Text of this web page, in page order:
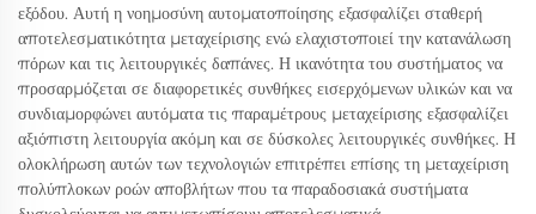
εξόδου. Αυτή η νοημοσύνη αυτοματοποίησης εξασφαλίζει σταθερή
αποτελεσματικότητα μεταχείρισης ενώ ελαχιστοποιεί την κατανάλωση
πόρων και τις λειτουργικές δαπάνες. Η ικανότητα του συστήματος να
προσαρμόζεται σε διαφορετικές συνθήκες εισερχόμενων υλικών και να
συνδιαμορφώνει αυτόματα τις παραμέτρους μεταχείρισης εξασφαλίζει
αξιόπιστη λειτουργία ακόμη και σε δύσκολες λειτουργικές συνθήκες. Η
ολοκλήρωση αυτών των τεχνολογιών επιτρέπει επίσης τη μεταχείριση
πολύπλοκων ροών αποβλήτων που τα παραδοσιακά συστήματα